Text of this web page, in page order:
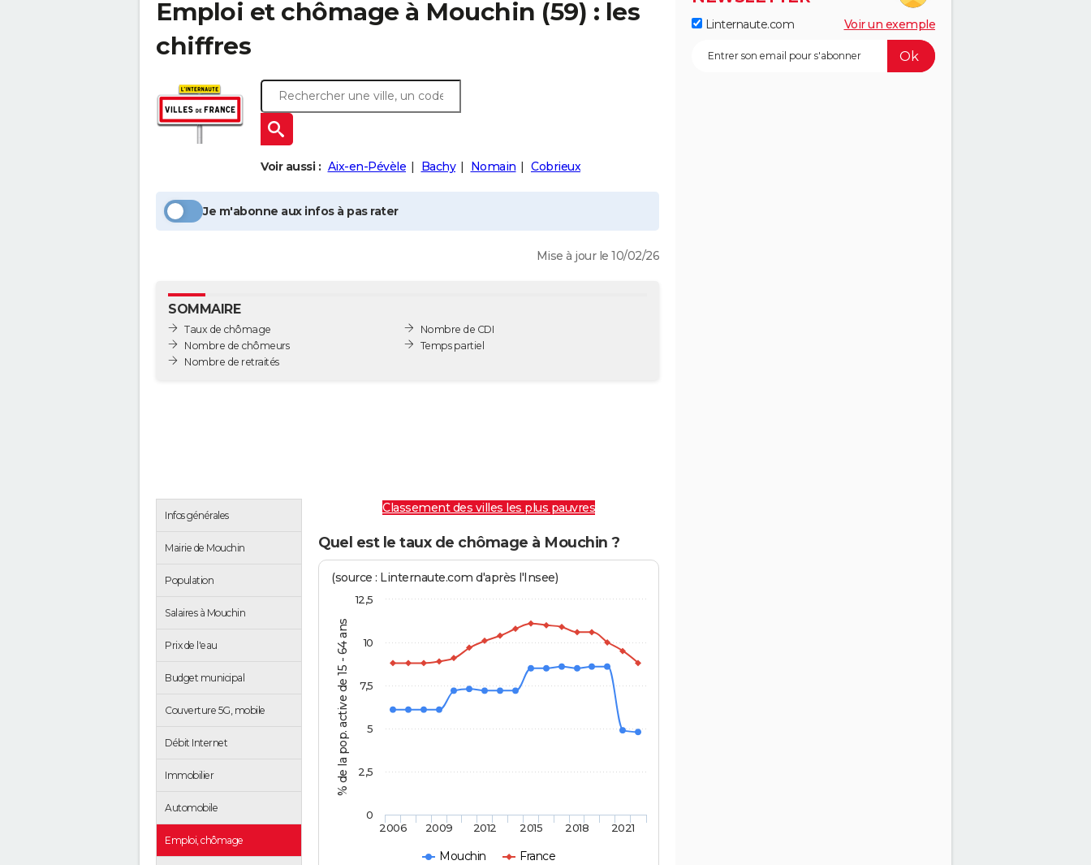
Emploi et chômage à Mouchin (59) : les
chiffres
Voir aussi : Aix-en-Pévèle Bachy Nomain Cobrieux
Je m'abonne aux infos à pas rater
Mise à jour le 10/02/26
SOMMAIRE
Taux de chômage
Nombre de chômeurs
Nombre de retraités
Nombre de CDI
Temps partiel
Infos générales
Mairie de Mouchin
Population
Salaires à Mouchin
Prix de l'eau
Budget municipal
Couverture 5G, mobile
Débit Internet
Immobilier
Automobile
Emploi, chômage
Classement des villes les plus pauvres
Quel est le taux de chômage à Mouchin ?
% de la pop. active de 15 - 64 ans
(source : Linternaute.com d'après l'Insee)
Mouchin France
2006 2009 2012 2015 2018 2021
0
2,5
5
7,5
10
12,5
Linternaute.com Voir un exemple